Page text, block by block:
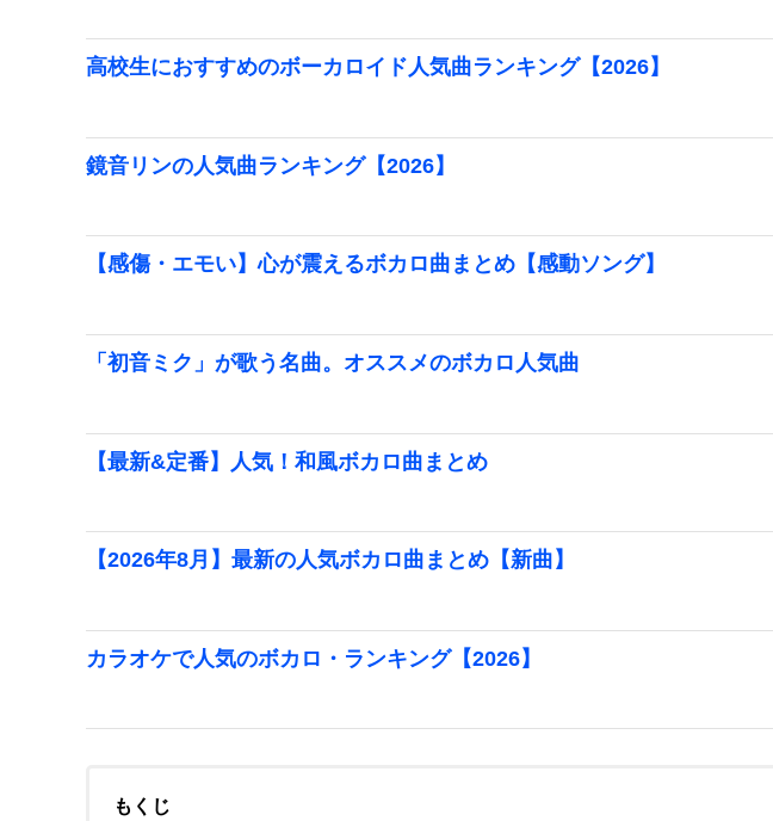
高校生におすすめのボーカロイド人気曲ランキング【2026】
鏡音リンの人気曲ランキング【2026】
【感傷・エモい】心が震えるボカロ曲まとめ【感動ソング】
「初音ミク」が歌う名曲。オススメのボカロ人気曲
【最新&定番】人気！和風ボカロ曲まとめ
【2026年8月】最新の人気ボカロ曲まとめ【新曲】
カラオケで人気のボカロ・ランキング【2026】
もくじ